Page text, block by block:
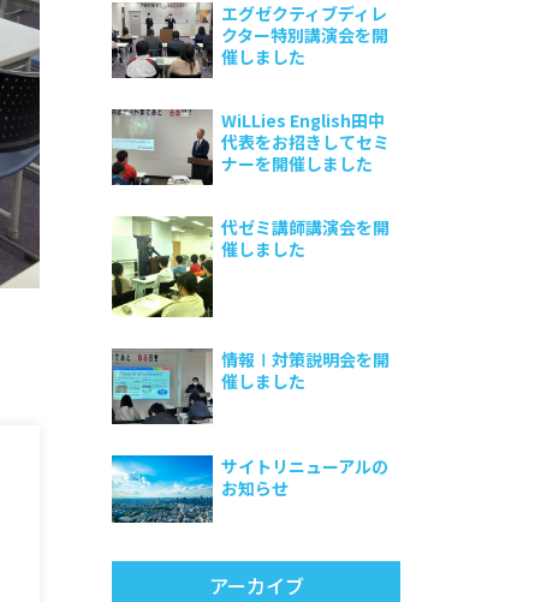
エグゼクティブディレ
クター特別講演会を開
催しました
WiLLies English田中
代表をお招きしてセミ
ナーを開催しました
代ゼミ講師講演会を開
催しました
情報Ⅰ対策説明会を開
催しました
サイトリニューアルの
お知らせ
アーカイブ